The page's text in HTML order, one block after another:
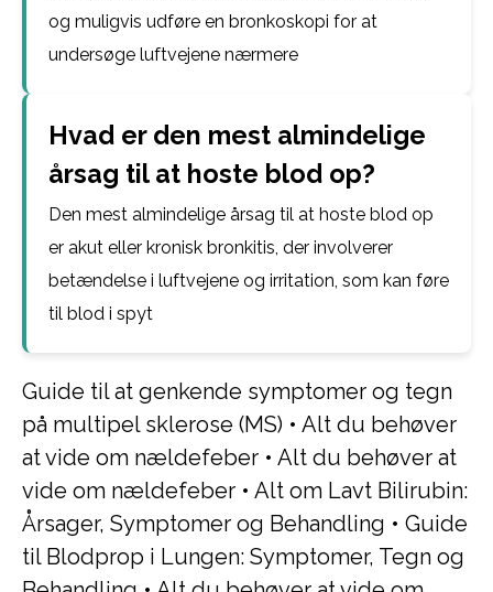
og muligvis udføre en bronkoskopi for at
undersøge luftvejene nærmere
Hvad er den mest almindelige
årsag til at hoste blod op?
Den mest almindelige årsag til at hoste blod op
er akut eller kronisk bronkitis, der involverer
betændelse i luftvejene og irritation, som kan føre
til blod i spyt
Guide til at genkende symptomer og tegn
på multipel sklerose (MS) • Alt du behøver
at vide om nældefeber • Alt du behøver at
vide om nældefeber • Alt om Lavt Bilirubin:
Årsager, Symptomer og Behandling • Guide
til Blodprop i Lungen: Symptomer, Tegn og